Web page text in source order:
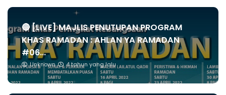
🔴 [LIVE] MAJLIS PENUTUPAN PROGRAM
KHAS RAMADAN : AHLAN YA RAMADAN
#06...
Unknown 4 tahun yang lalu